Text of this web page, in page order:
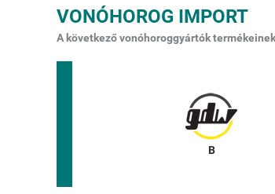
VONÓHOROG IMPORT
A következő vonóhoroggyártók